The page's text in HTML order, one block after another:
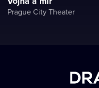
Prague City Theater